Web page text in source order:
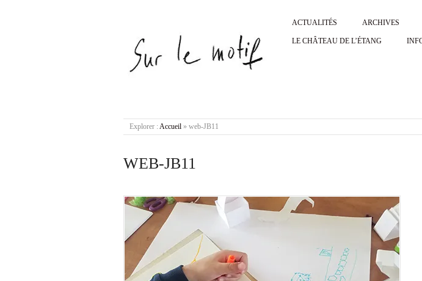
ACTUALITÉS ARCHIVES
LE CHÂTEAU DE L’ÉTANG
Explorer : Accueil » web-JB11
WEB-JB11